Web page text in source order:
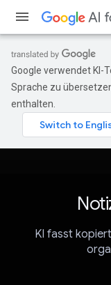
Google verwendet KI-
Sprache zu
enthalten.
KI fasst